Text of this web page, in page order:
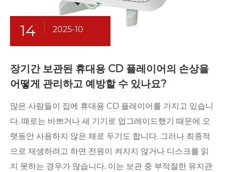
14 2025-10
장기간 보관된 휴대용 CD 플레이어의 손상을
어떻게 관리하고 예방할 수 있나요?
많은 사람들이 집에 휴대용 CD 플레이어를 가지고 있습니
다. 때로는 바쁘거나 새 기기로 업그레이드했기 때문에 오
랫동안 사용하지 않은 채로 두기도 합니다. 그러나 최종적
으로 재생하려고 하면 전원이 켜지지 않거나 디스크를 읽
지 못하는 경우가 많습니다. 이는 보관 중 부적절한 유지관